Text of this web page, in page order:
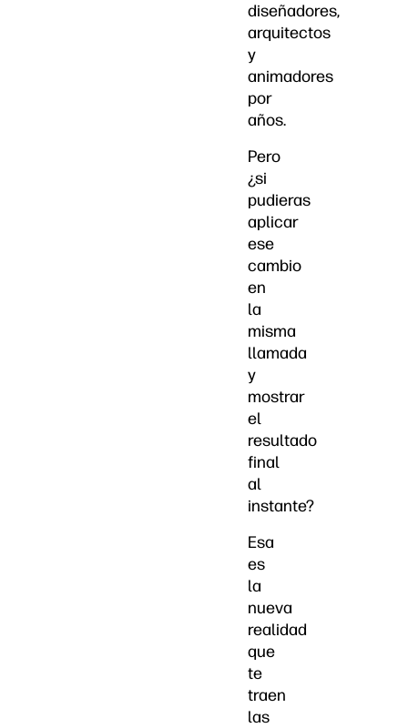
diseñadores,
arquitectos
y
animadores
por
años.
Pero
¿si
pudieras
aplicar
ese
cambio
en
la
misma
llamada
y
mostrar
el
resultado
final
al
instante?
Esa
es
la
nueva
realidad
que
te
traen
las